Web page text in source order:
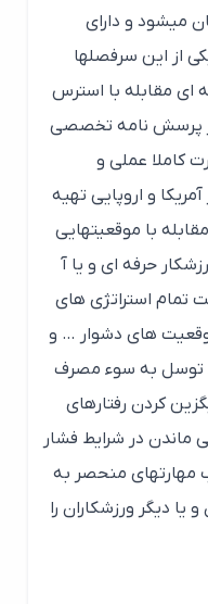
و دارای
این سرفصلها
با استرس
نامه تخصصی
عملی و
و اروپایی تهیه
با موقعیتهایی
حرفه ای و یا آ
استراتژی های
های دشوار … و
به سوء مصرف
کردن رفتارهای
در شرایط فشار
منحصر به
ورزشکاران را